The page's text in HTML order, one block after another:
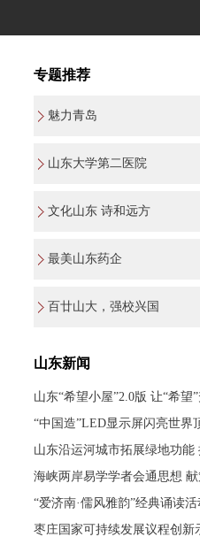
专题推荐
魅力青岛
山东大学第二医院
文化山东 诗和远方
最美山东药企
百廿山大，强校兴国
山东新闻
山东“希望小屋”2.0版 让“希望
“中国造”LED显示屏闪亮世界
山东沿运河城市拓展绿地功能
海峡两岸易学学者会通思想
“爱济南·儒风雅韵”经典诵读
枣庄国家可持续发展议程创新